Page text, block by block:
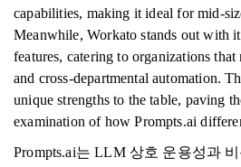
capabilities, making it ideal for mid-
Meanwhile, Workato stands out with
features, catering to organizations
and cross-departmental automation.
unique strengths to the table, paving
examination of how Prompts.ai
Prompts.ai는 LLM 상호 운용성과